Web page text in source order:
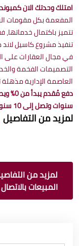
امتلك وحدتك الان
المفعمة بكل مقومات
تتميز باكتمال
تنفيذ مشروع كاسيل
في مجال العقارات على
التصميمات الفخمة
العاصمة الإدارية مذهلة
سنوات وتصل إلى 10 سنوات.
لمزيد من التفاصيل
لمزيد من
المبيعات